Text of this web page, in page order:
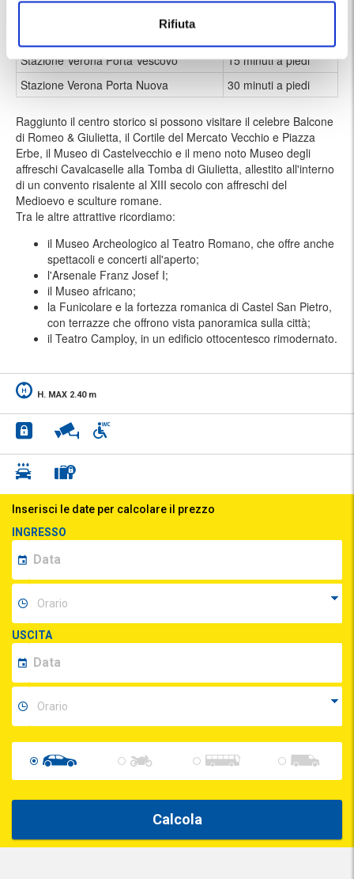
Rifiuta
Stazione Verona Porta Vescovo
15 minuti a piedi
Stazione Verona Porta Nuova
30 minuti a piedi
Raggiunto il centro storico si possono visitare il celebre Balcone
di Romeo & Giulietta, il Cortile del Mercato Vecchio e Piazza
Erbe, il Museo di Castelvecchio e il meno noto Museo degli
affreschi Cavalcaselle alla Tomba di Giulietta, allestito all'interno
di un convento risalente al XIII secolo con affreschi del
Medioevo e sculture romane.
Tra le altre attrattive ricordiamo:
il Museo Archeologico al Teatro Romano, che offre anche
spettacoli e concerti all'aperto;
l'Arsenale Franz Josef I;
il Museo africano;
la Funicolare e la fortezza romanica di Castel San Pietro,
con terrazze che offrono vista panoramica sulla città;
il Teatro Camploy, in un edificio ottocentesco rimodernato.
H. MAX 2.40 m
Inserisci le date per calcolare il prezzo
INGRESSO
USCITA
Calcola